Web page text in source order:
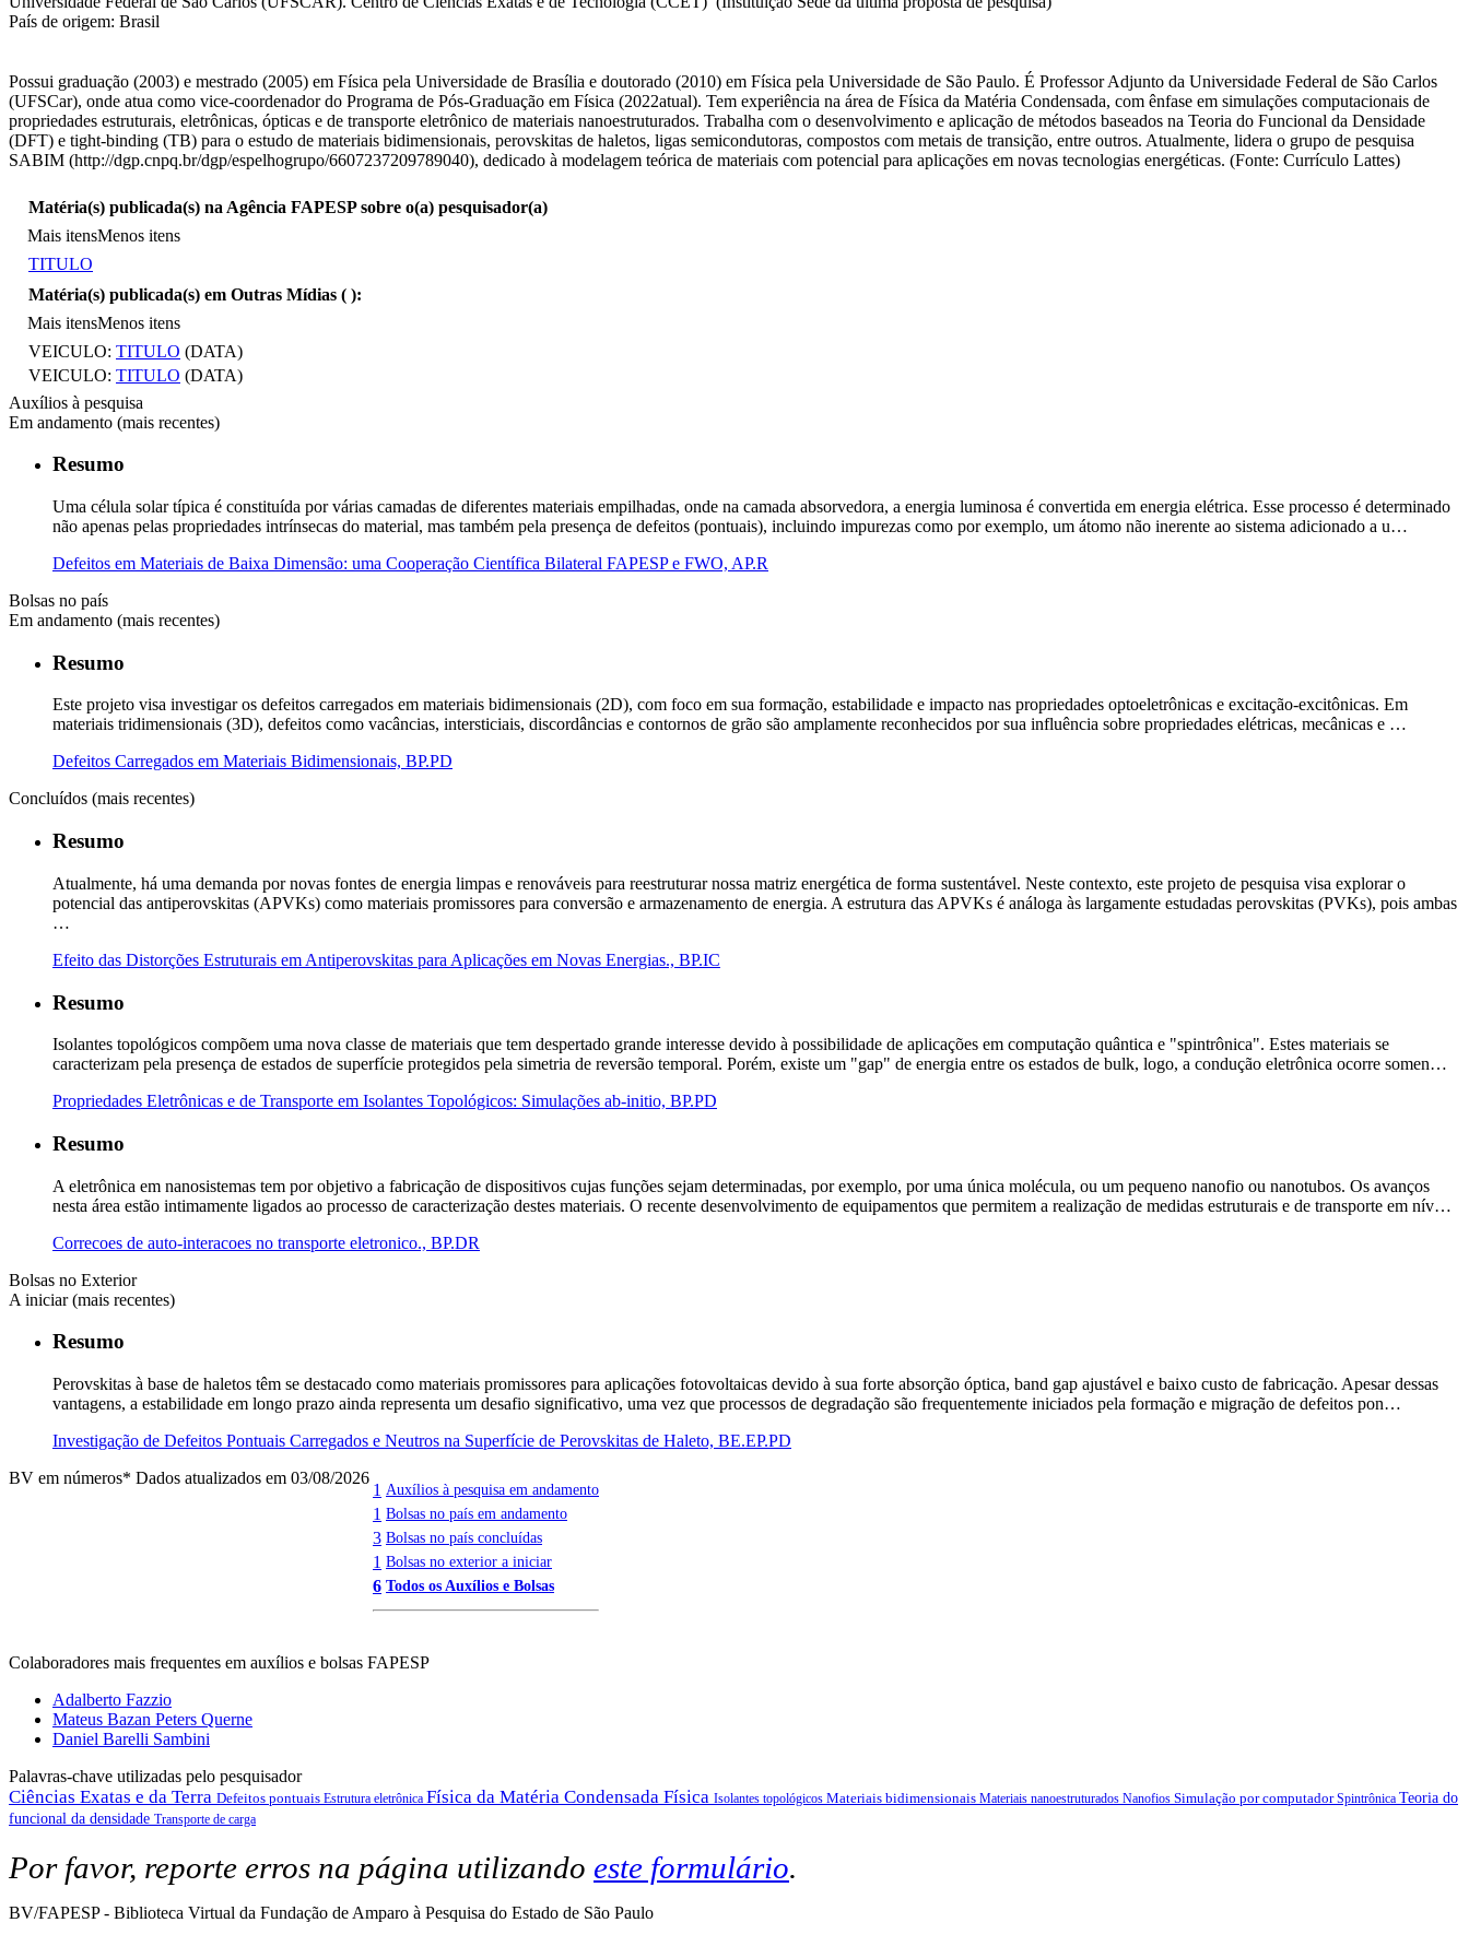
País de origem: Brasil
Possui graduação (2003) e mestrado (2005) em Física pela Universidade de Brasília e doutorado (2010) em Física pela Universidade de São Paulo. É Professor Adjunto da Universidade Federal de São Carlos
(UFSCar), onde atua como vice-coordenador do Programa de Pós-Graduação em Física (2022atual). Tem experiência na área de Física da Matéria Condensada, com ênfase em simulações computacionais de
propriedades estruturais, eletrônicas, ópticas e de transporte eletrônico de materiais nanoestruturados. Trabalha com o desenvolvimento e aplicação de métodos baseados na Teoria do Funcional da Densidade
(DFT) e tight-binding (TB) para o estudo de materiais bidimensionais, perovskitas de haletos, ligas semicondutoras, compostos com metais de transição, entre outros. Atualmente, lidera o grupo de pesquisa
SABIM (http://dgp.cnpq.br/dgp/espelhogrupo/6607237209789040), dedicado à modelagem teórica de materiais com potencial para aplicações em novas tecnologias energéticas. (Fonte: Currículo Lattes)
Matéria(s) publicada(s) na Agência FAPESP sobre o(a) pesquisador(a)
Mais itensMenos itens
TITULO
Matéria(s) publicada(s) em Outras Mídias ( ):
Mais itensMenos itens
VEICULO: TITULO (DATA)
VEICULO: TITULO (DATA)
Auxílios à pesquisa
Em andamento (mais recentes)
Resumo
Uma célula solar típica é constituída por várias camadas de diferentes materiais empilhadas, onde na camada absorvedora, a energia luminosa é convertida em energia elétrica. Esse processo é determinado
não apenas pelas propriedades intrínsecas do material, mas também pela presença de defeitos (pontuais), incluindo impurezas como por exemplo, um átomo não inerente ao sistema adicionado a u…
Defeitos em Materiais de Baixa Dimensão: uma Cooperação Científica Bilateral FAPESP e FWO, AP.R
Bolsas no país
Em andamento (mais recentes)
Resumo
Este projeto visa investigar os defeitos carregados em materiais bidimensionais (2D), com foco em sua formação, estabilidade e impacto nas propriedades optoeletrônicas e excitação-excitônicas. Em
materiais tridimensionais (3D), defeitos como vacâncias, intersticiais, discordâncias e contornos de grão são amplamente reconhecidos por sua influência sobre propriedades elétricas, mecânicas e …
Defeitos Carregados em Materiais Bidimensionais, BP.PD
Concluídos (mais recentes)
Resumo
Atualmente, há uma demanda por novas fontes de energia limpas e renováveis para reestruturar nossa matriz energética de forma sustentável. Neste contexto, este projeto de pesquisa visa explorar o
potencial das antiperovskitas (APVKs) como materiais promissores para conversão e armazenamento de energia. A estrutura das APVKs é análoga às largamente estudadas perovskitas (PVKs), pois ambas
…
Efeito das Distorções Estruturais em Antiperovskitas para Aplicações em Novas Energias., BP.IC
Resumo
Isolantes topológicos compõem uma nova classe de materiais que tem despertado grande interesse devido à possibilidade de aplicações em computação quântica e "spintrônica". Estes materiais se
caracterizam pela presença de estados de superfície protegidos pela simetria de reversão temporal. Porém, existe um "gap" de energia entre os estados de bulk, logo, a condução eletrônica ocorre somen…
Propriedades Eletrônicas e de Transporte em Isolantes Topológicos: Simulações ab-initio, BP.PD
Resumo
A eletrônica em nanosistemas tem por objetivo a fabricação de dispositivos cujas funções sejam determinadas, por exemplo, por uma única molécula, ou um pequeno nanofio ou nanotubos. Os avanços
nesta área estão intimamente ligados ao processo de caracterização destes materiais. O recente desenvolvimento de equipamentos que permitem a realização de medidas estruturais e de transporte em nív…
Correcoes de auto-interacoes no transporte eletronico., BP.DR
Bolsas no Exterior
A iniciar (mais recentes)
Resumo
Perovskitas à base de haletos têm se destacado como materiais promissores para aplicações fotovoltaicas devido à sua forte absorção óptica, band gap ajustável e baixo custo de fabricação. Apesar dessas
vantagens, a estabilidade em longo prazo ainda representa um desafio significativo, uma vez que processos de degradação são frequentemente iniciados pela formação e migração de defeitos pon…
Investigação de Defeitos Pontuais Carregados e Neutros na Superfície de Perovskitas de Haleto, BE.EP.PD
BV em números* Dados atualizados em 03/08/2026
1 Auxílios à pesquisa em andamento
1 Bolsas no país em andamento
3 Bolsas no país concluídas
1 Bolsas no exterior a iniciar
6 Todos os Auxílios e Bolsas
Colaboradores mais frequentes em auxílios e bolsas FAPESP
Adalberto Fazzio
Mateus Bazan Peters Querne
Daniel Barelli Sambini
Palavras-chave utilizadas pelo pesquisador
Ciências Exatas e da Terra Defeitos pontuais Estrutura eletrônica Física da Matéria Condensada Física Isolantes topológicos Materiais bidimensionais Materiais nanoestruturados Nanofios Simulação por computadorSpintrônica Teoria do
funcional da densidade Transporte de carga
Por favor, reporte erros na página utilizando este formulário.
BV/FAPESP - Biblioteca Virtual da Fundação de Amparo à Pesquisa do Estado de São Paulo